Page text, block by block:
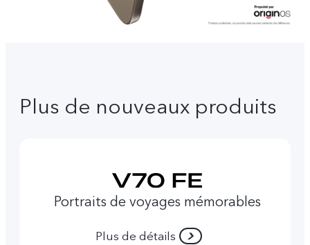
Plus de nouveaux produits
Portraits de voyages mémorables
Plus de détails